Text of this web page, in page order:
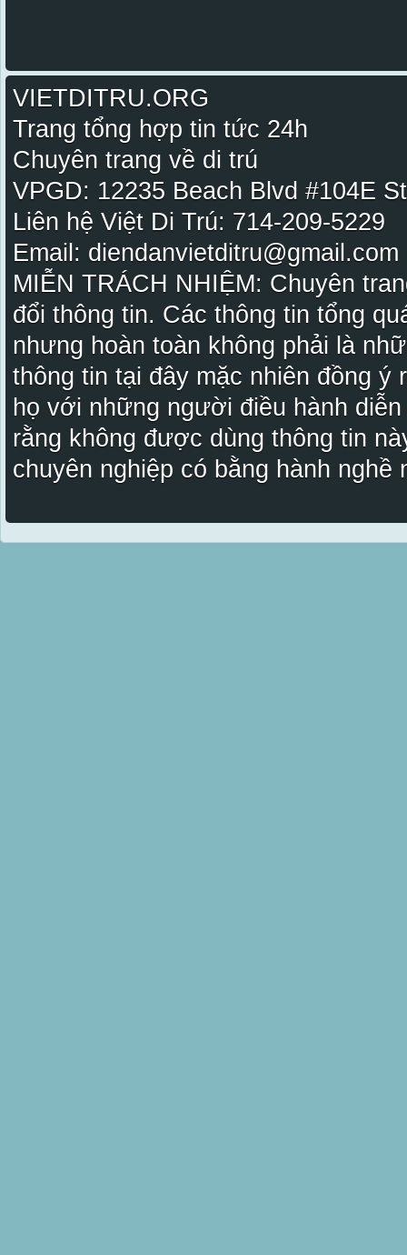
VIETDITRU.ORG
Trang tổng hợp tin tức 24h
Chuyên trang về di trú
VPGD: 12235 Beach Blvd #104E
Liên hệ Việt Di Trú: 714-209-5229
Email:
MIỄN TRÁCH NHIỆM: Chuyên
đổi thông tin. Các thông tin tổng
nhưng hoàn toàn không phải là
thông tin tại đây mặc nhiên đồng ý
họ với những người điều hành
rằng không được dùng thông tin
chuyên nghiệp có bằng hành